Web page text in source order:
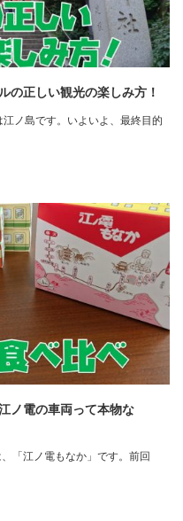
の正しい観光の楽しみ方！
ノ島です。いよいよ、最終目的
ノ電の車両って本物な
「江ノ電もなか」です。前回